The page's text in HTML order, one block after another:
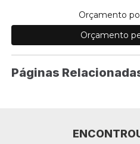
Orçamento
Orçamento
Páginas